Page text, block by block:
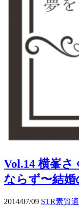
Vol.14 横峯さ
ならず〜結婚
2014/07/09 STR素質